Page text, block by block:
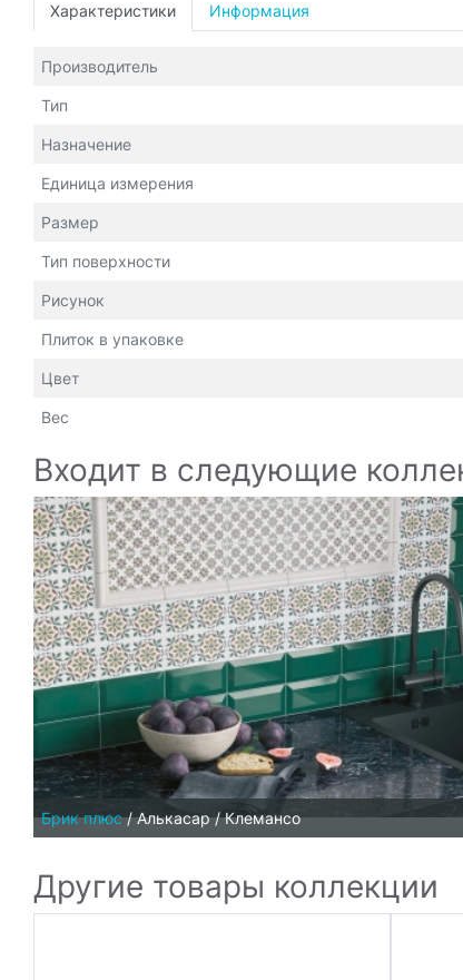
Характеристики Информация
Производитель
Тип
Назначение
Единица измерения
Размер
Тип поверхности
Рисунок
Плиток в упаковке
Цвет
Вес
Входит в следующие
Брик плюс / Алькасар / Клемансо
Другие товары коллекции